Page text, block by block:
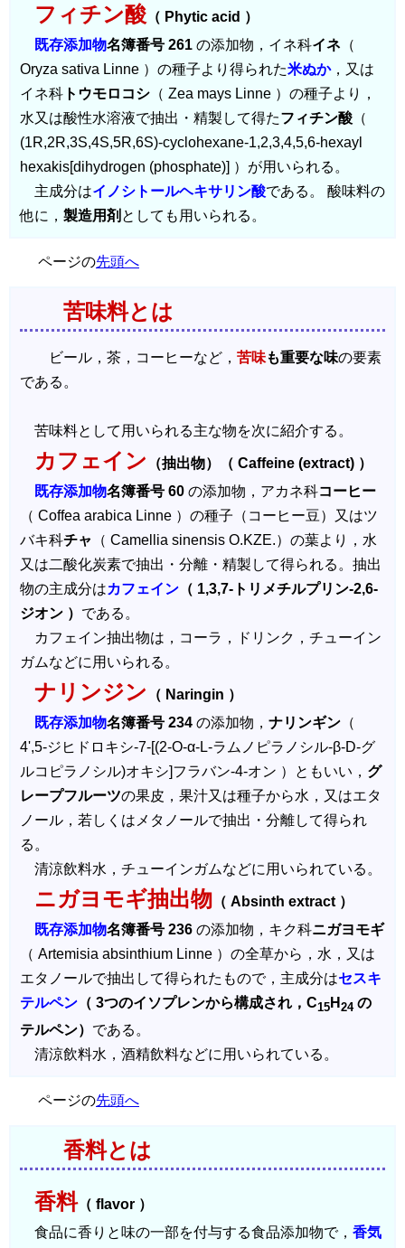
フィチン酸 （ Phytic acid ）
既存添加物名簿番号 261 の添加物，イネ科イネ （
Oryza sativa Linne ）の種子より得られた米ぬか，又は
イネ科 トウモロコシ （ Zea mays Linne ）の種子より，
水又は酸性水溶液で抽出・精製して得たフィチン酸 （
(1R,2R,3S,4S,5R,6S)-cyclohexane-1,2,3,4,5,6-hexayl
hexakis[dihydrogen (phosphate)] ）が用いられる。
主成分はイノシトールヘキサリン酸である。 酸味料の
他に， 製造用剤 としても用いられる。
ページの先頭へ
苦味料とは
ビール，茶，コーヒーなど， 苦味も重要な味の要素
である。
苦味料として用いられる主な物を次に紹介する。
カフェイン
（抽出物）（ Caffeine (extract) ）
既存添加物名簿番号 60 の添加物，アカネ科コーヒー
（ Coffea arabica Linne ）の種子（コーヒー豆）又はツ
バキ科チャ
（ Camellia sinensis O.KZE.）の葉より，水
又は二酸化炭素で抽出・分離・精製して得られる。抽出
物の主成分はカフェイン （ 1,3,7-トリメチルプリン-2,6-
ジオン ） である。
カフェイン抽出物は，コーラ，ドリンク，チューイン
ガムなどに用いられる。
ナリンジン
（ Naringin ）
既存添加物名簿番号 234 の添加物， ナリンギン （
4',5-ジヒドロキシ-7-[(2-O-α-L-ラムノピラノシル-β-D-グ
ルコピラノシル)オキシ]フラバン-4-オン ）ともいい， グ
レープフルーツの果皮，果汁又は種子から水，又はエタ
ノール，若しくはメタノールで抽出・分離して得られ
る。
清涼飲料水，チューインガムなどに用いられている。
ニガヨモギ抽出物 （ Absinth extract ）
既存添加物名簿番号 236 の添加物，キク科ニガヨモギ
（ Artemisia absinthium Linne ）の全草から，水，又は
エタノールで抽出して得られたもので，主成分はセスキ
テルペン （ 3つのイソプレンから構成され，C15 H 24 の
テルペン） である。
清涼飲料水，酒精飲料などに用いられている。
ページの先頭へ
香料とは
香料（ flavor ）
食品に香りと味の一部を付与する食品添加物で， 香気